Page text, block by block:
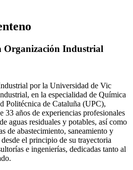
Organización Industrial
por la Universidad de Vic
en la especialidad de Química
Politécnica de Cataluña (UPC),
años de experiencias profesionales
aguas residuales y potables, así como
de abastecimiento, saneamiento y
el principio de su trayectoria
e ingenierías, dedicadas tanto al